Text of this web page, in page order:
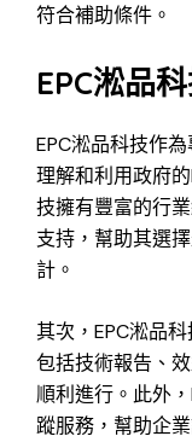
符合補助條件。
EPC淞品
EPC淞品科技作
理解和利用政府
技擁有豐富的行
支持，幫助其選
計。
其次，EPC淞品
包括技術報告、
順利進行。此外
蹤服務，幫助企